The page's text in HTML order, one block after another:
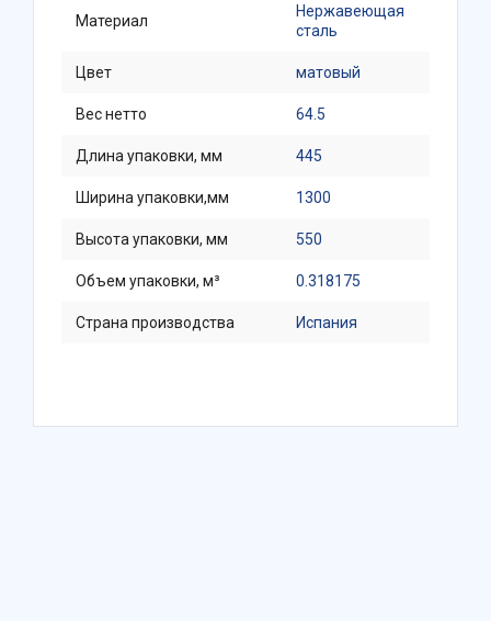
Материал
Нержавеющая
сталь
Цвет матовый
Вес нетто 64.5
Длина упаковки, мм 445
Ширина упаковки,мм 1300
Высота упаковки, мм 550
Объем упаковки, м³ 0.318175
Страна производства Испания